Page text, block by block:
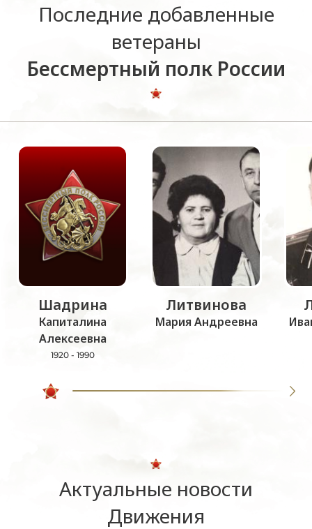
Последние добавленные
ветераны
Бессмертный полк России
Шадрина
Капиталина
Алексеевна
1920 - 1990
Литвинова
Мария Андреевна
Актуальные новости
Движения